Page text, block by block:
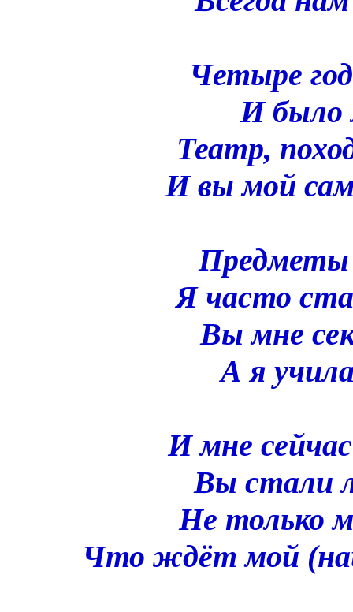
Четыре
И было
Театр,
И вы мой
Предметы
Я часто
Вы мне
А я
И мне
Вы стали
Не только
Что ждёт мой